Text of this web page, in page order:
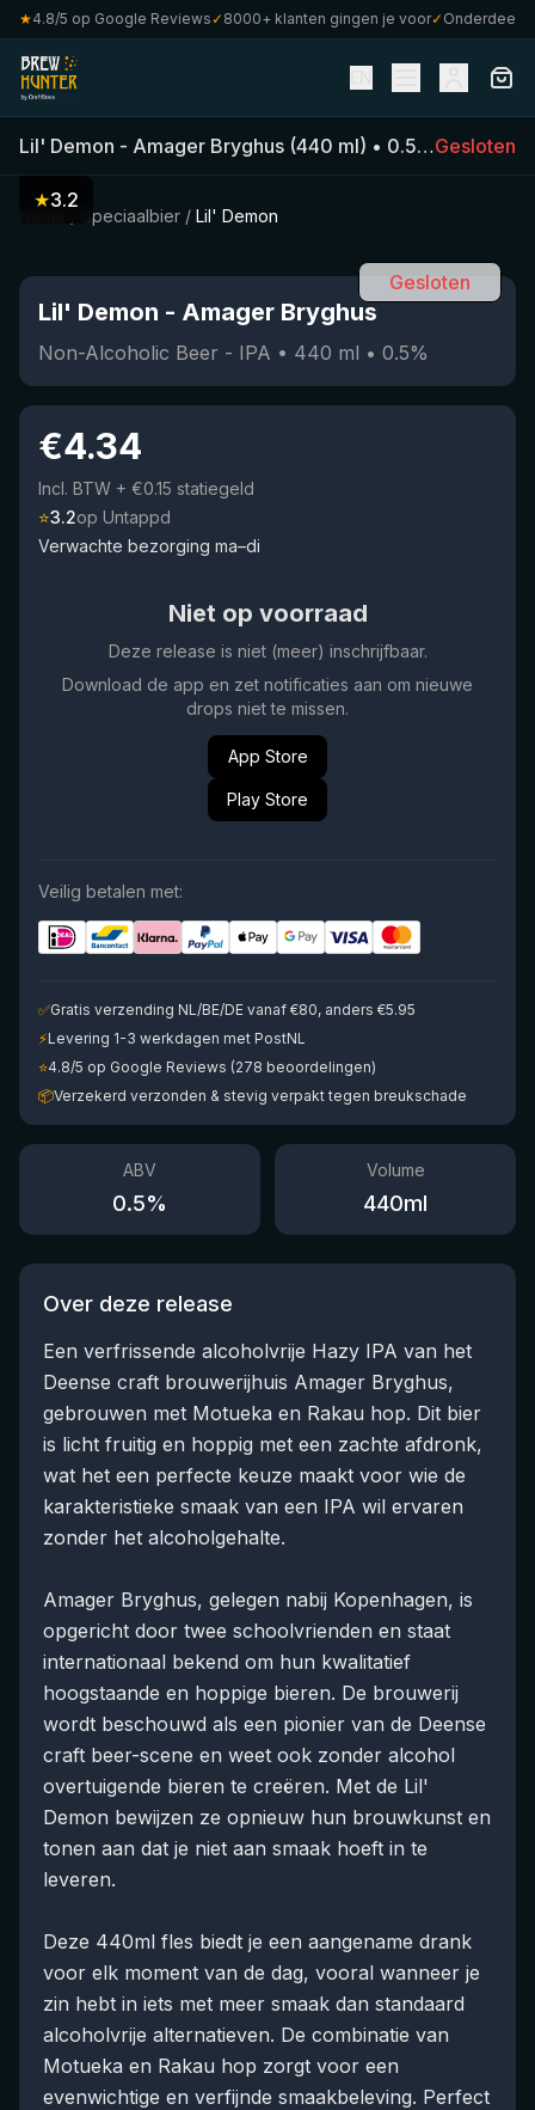
4.8/5 op Google Reviews✓8000+ klanten gingen je voor✓Onderdeel van
Lil' Demon - Amager Bryghus (440 ml) • 0.5%•Non-
Gesloten
Speciaalbier / Lil' Demon
★3.2
Gesloten
Lil' Demon - Amager Bryghus
Non-Alcoholic Beer - IPA • 440 ml • 0.5%
€4.34
Incl. BTW + €0.15 statiegeld
⭐3.2op Untappd
Verwachte bezorging ma–di
Niet op voorraad
Deze release is niet (meer) inschrijfbaar.
Download de app en zet notificaties aan om nieuwe
drops niet te missen.
App Store
Play Store
Veilig betalen met:
✅Gratis verzending NL/BE/DE vanaf €80, anders €5.95
⚡Levering 1-3 werkdagen met PostNL
⭐4.8/5 op Google Reviews (278 beoordelingen)
📦Verzekerd verzonden & stevig verpakt tegen breukschade
ABV
0.5%
Volume
440ml
Over deze release
Een verfrissende alcoholvrije Hazy IPA van het
Deense craft brouwerijhuis Amager Bryghus,
gebrouwen met Motueka en Rakau hop. Dit bier
is licht fruitig en hoppig met een zachte afdronk,
wat het een perfecte keuze maakt voor wie de
karakteristieke smaak van een IPA wil ervaren
zonder het alcoholgehalte.
Amager Bryghus, gelegen nabij Kopenhagen, is
opgericht door twee schoolvrienden en staat
internationaal bekend om hun kwalitatief
hoogstaande en hoppige bieren. De brouwerij
wordt beschouwd als een pionier van de Deense
craft beer-scene en weet ook zonder alcohol
overtuigende bieren te creëren. Met de Lil'
Demon bewijzen ze opnieuw hun brouwkunst en
tonen aan dat je niet aan smaak hoeft in te
leveren.
Deze 440ml fles biedt je een aangename drank
voor elk moment van de dag, vooral wanneer je
zin hebt in iets met meer smaak dan standaard
alcoholvrije alternatieven. De combinatie van
Motueka en Rakau hop zorgt voor een
evenwichtige en verfijnde smaakbeleving. Perfect